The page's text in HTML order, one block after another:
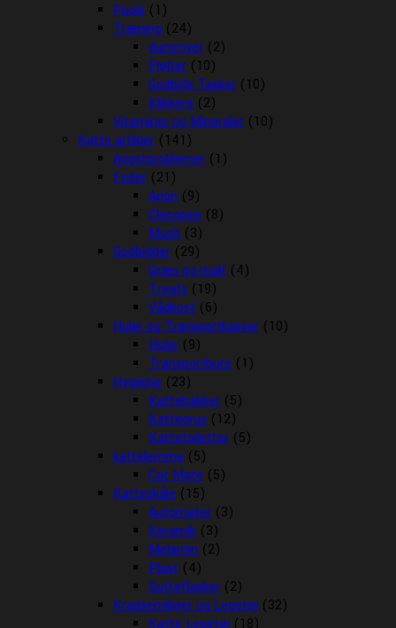
Pools (1)
Træning (24)
dummyer (2)
Fløjter (10)
Godbids Tasker (10)
Klikkere (2)
Vitaminer og Mineraler (10)
Katte artikler (141)
Angstproblemer (1)
Foder (21)
Arion (9)
Chicopee (8)
Mush (3)
Godbidder (29)
Græs og malt (4)
Treats (19)
Vådkost (6)
Huler og Transportkasser (10)
Huler (9)
Transportbure (1)
Hygiejne (23)
Kattebakker (5)
Kattegrus (12)
Kattetoiletter (5)
kattelemme (5)
Cat Mate (5)
Katteskåle (15)
Automater (3)
Keramik (3)
Melamin (2)
Plast (4)
Sutteflasker (2)
Kradsemiljøer og Legetøj (32)
Katte Legetøj (18)